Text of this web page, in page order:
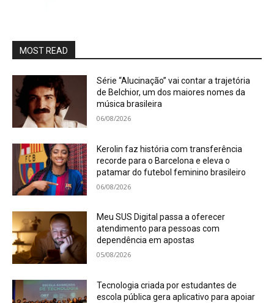
MOST READ
Série “Alucinação” vai contar a trajetória
de Belchior, um dos maiores nomes da
música brasileira
06/08/2026
Kerolin faz história com transferência
recorde para o Barcelona e eleva o
patamar do futebol feminino brasileiro
06/08/2026
Meu SUS Digital passa a oferecer
atendimento para pessoas com
dependência em apostas
05/08/2026
Tecnologia criada por estudantes de
escola pública gera aplicativo para apoiar